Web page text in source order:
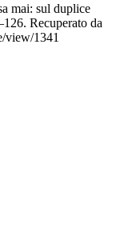
mai: sul duplice
Recuperato da
view/1341